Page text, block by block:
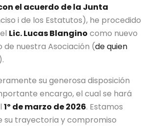
el acuerdo de la Junta
i de los Estatutos), he procedido
Lic. Lucas Blangino como nuevo
de nuestra Asociación (de quien
).
su generosa disposición
encargo, el cual se hará
1º de marzo de 2026. Estamos
su trayectoria y compromiso